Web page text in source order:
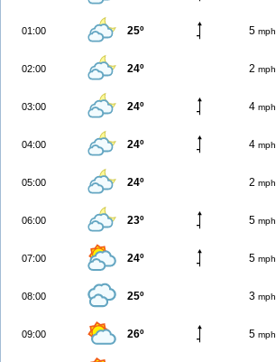
01:00 25º 5 mph
02:00 24º 2 mph
03:00 24º 4 mph
04:00 24º 4 mph
05:00 24º 2 mph
06:00 23º 5 mph
07:00 24º 5 mph
08:00 25º 3 mph
09:00 26º 5 mph